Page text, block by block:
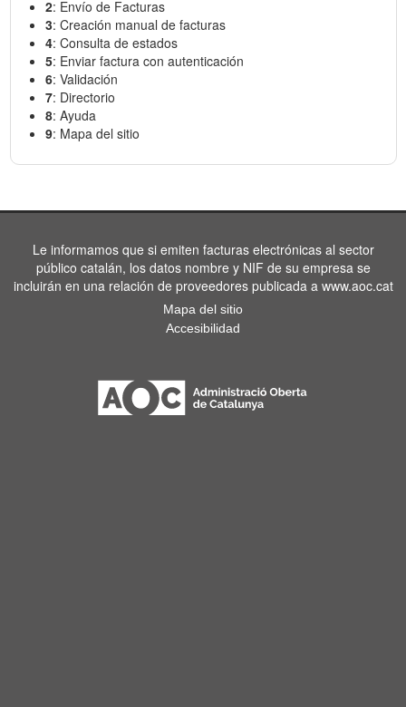
2: Envío de Facturas
3: Creación manual de facturas
4: Consulta de estados
5: Enviar factura con autenticación
6: Validación
7: Directorio
8: Ayuda
9: Mapa del sitio
Le informamos que si emiten facturas electrónicas al sector
público catalán, los datos nombre y NIF de su empresa se
incluirán en una relación de proveedores publicada a www.aoc.cat
Mapa del sitio
Accesibilidad